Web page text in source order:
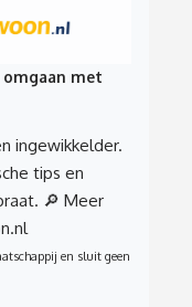
omgaan met
ingewikkelder.
tips en
🔎 Meer
en sluit geen